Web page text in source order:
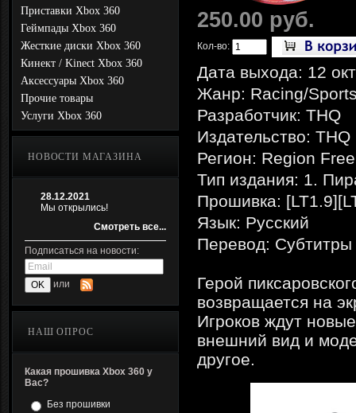
Приставки Xbox 360
Геймпады Xbox 360
Жесткие диски Xbox 360
Кинект / Kinect Xbox 360
Аксессуары Xbox 360
Прочие товары
Услуги Xbox 360
НОВОСТИ МАГАЗИНА
28.12.2021
Мы открылись!
Смотреть все...
Подписаться на новости:
или
НАШ ОПРОС
Какая прошивка Xbox 360 у
Вас?
Без прошивки
250.00 руб.
Кол-во:
Дата выхода: 12
Жанр: Racing/
Разработчик: THQ
Издательство: THQ
Регион: Region Free
Тип издания: 1.
Прошивка:
Язык: Русский
Перевод: Субтитры
Герой
возвращается на
Игроков ждут
внешний вид и
другое.